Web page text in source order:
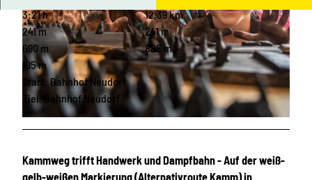
© Katja Steigerwald, Gemeinde Sehmatal | CC-BY
3:21 h
12,39 km
241 m
241 m
690 m
885 m
195 m
Start: Bahnhof Neudorf
Ziel: Bahnhof Neudorf
Kammweg trifft Handwerk und Dampfbahn - Auf der weiß-
gelb-weißen Markierung (Alternativroute Kamm) in